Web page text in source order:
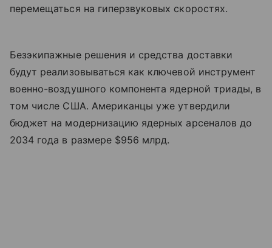
перемещаться на гиперзвуковых скоростях.
Безэкипажные решения и средства доставки
будут реализовываться как ключевой инструмент
военно-воздушного компонента ядерной триады, в
том числе США. Американцы уже утвердили
бюджет на модернизацию ядерных арсеналов до
2034 года в размере $956 млрд.